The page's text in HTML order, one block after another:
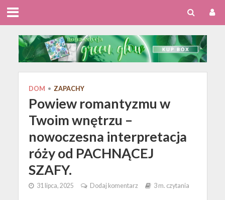
DOM • ZAPACHY
Powiew romantyzmu w
Twoim wnętrzu –
nowoczesna interpretacja
róży od PACHNĄCEJ
SZAFY.
31 lipca, 2025 Dodaj komentarz 3 m. czytania